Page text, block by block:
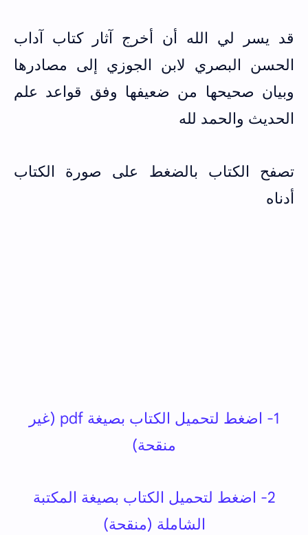
قد يسر لي الله أن أخرج آثار كتاب آداب
الحسن البصري لابن الجوزي إلى مصادرها
وبيان صحيحها من ضعيفها وفق قواعد علم
الحديث والحمد لله
تصفح الكتاب بالضغط على صورة الكتاب
أدناه
1- اضغط لتحميل الكتاب بصيغة pdf (غير
منقحة)
2- اضغط لتحميل الكتاب بصيغة المكتبة
الشاملة (منقحة)